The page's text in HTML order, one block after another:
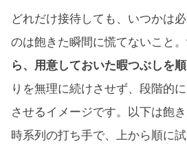
どれだけ接待しても、いつかは
のは飽きた瞬間に慌てないこと。
ら、用意しておいた暇つぶしを
りを無理に続けさせず、段階的
させるイメージです。以下は飽
時系列の打ち手で、上から順に